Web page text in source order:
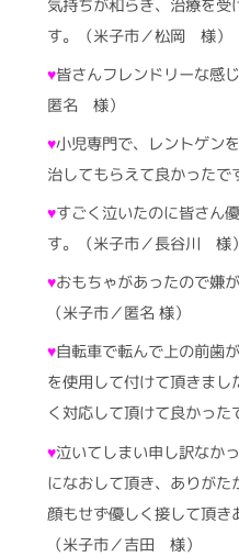
気持ちが和らぎ、治療を
す。（米子市／松岡 様）
♥皆さんフレンドリーな感
匿名 様）
♥小児専門で、レントゲン
治してもらえて良かった
♥すごく泣いたのに皆さん
す。（米子市／長谷川 様）
♥おもちゃがあったので嫌
（米子市／匿名 様）
♥自転車で転んで上の前歯
を使用して付けて頂きま
く対応して頂けて良かっ
♥泣いてしまい申し訳なか
になおして頂き、ありが
顔もせず優しく接して頂き
（米子市／吉田 様）